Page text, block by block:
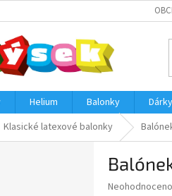
Helium Balonky Dárky
Klasické latexové balonky
Průměrné
Neohodnoceno